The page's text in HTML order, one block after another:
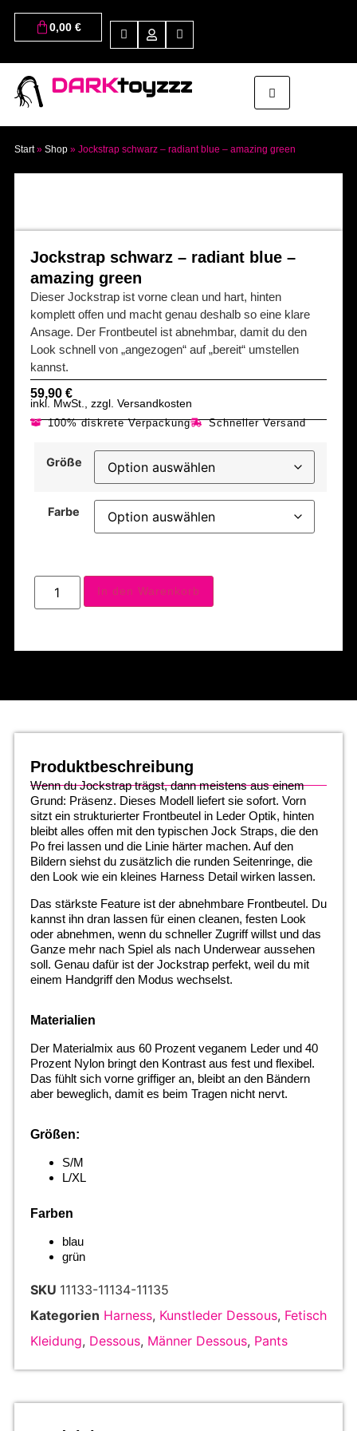
0,00 €
DARKtoyzzz
Start» Shop» Jockstrap schwarz – radiant blue – amazing green
Jockstrap schwarz – radiant blue –
amazing green
Dieser Jockstrap ist vorne clean und hart, hinten
komplett offen und macht genau deshalb so eine klare
Ansage. Der Frontbeutel ist abnehmbar, damit du den
Look schnell von „angezogen“ auf „bereit“ umstellen
kannst.
59,90 €
inkl. MwSt., zzgl. Versandkosten
100% diskrete Verpackung Schneller Versand
Größe
Farbe
In den Warenkorb
Produktbeschreibung
Wenn du Jockstrap trägst, dann meistens aus einem
Grund: Präsenz. Dieses Modell liefert sie sofort. Vorn
sitzt ein strukturierter Frontbeutel in Leder Optik, hinten
bleibt alles offen mit den typischen Jock Straps, die den
Po frei lassen und die Linie härter machen. Auf den
Bildern siehst du zusätzlich die runden Seitenringe, die
den Look wie ein kleines Harness Detail wirken lassen.
Das stärkste Feature ist der abnehmbare Frontbeutel. Du
kannst ihn dran lassen für einen cleanen, festen Look
oder abnehmen, wenn du schneller Zugriff willst und das
Ganze mehr nach Spiel als nach Underwear aussehen
soll. Genau dafür ist der Jockstrap perfekt, weil du mit
einem Handgriff den Modus wechselst.
Materialien
Der Materialmix aus 60 Prozent veganem Leder und 40
Prozent Nylon bringt den Kontrast aus fest und flexibel.
Das fühlt sich vorne griffiger an, bleibt an den Bändern
aber beweglich, damit es beim Tragen nicht nervt.
Größen:
S/M
L/XL
Farben
blau
grün
SKU 11133-11134-11135
Kategorien Harness, Kunstleder Dessous, Fetisch
Kleidung, Dessous, Männer Dessous, Pants